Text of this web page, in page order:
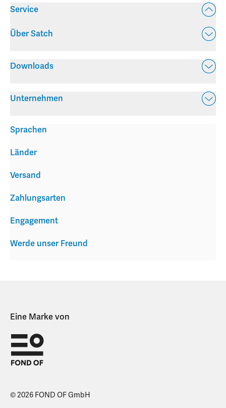
Service
Über Satch
Downloads
Unternehmen
Versand
Zahlungsarten
Engagement
Werde unser Freund
Sprachen
Länder
Eine Marke von
© 2026 FOND OF GmbH